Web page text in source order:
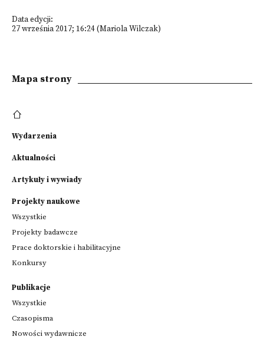
Data edycji:
27 września 2017; 16:24 (Mariola Wilczak)
Mapa strony
Wydarzenia
Aktualności
Artykuły i wywiady
Projekty naukowe
Wszystkie
Projekty badawcze
Prace doktorskie i habilitacyjne
Konkursy
Publikacje
Wszystkie
Czasopisma
Nowości wydawnicze